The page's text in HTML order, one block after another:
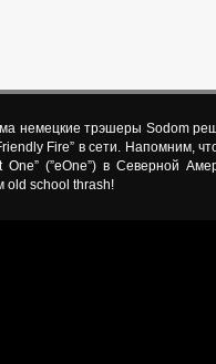
немецкие трэшеры Sodom
Fire” в сети. Напомним,
(”eOne”) в Северной
old school thrash!